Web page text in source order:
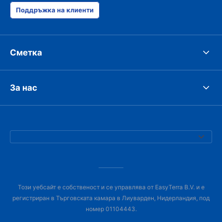
Поддръжка на клиенти
Сметка
За нас
Този уебсайт е собственост и се управлява от EasyTerra B.V. и е
регистриран в Търговската камара в Лиуварден, Нидерландия, под
номер 01104443.